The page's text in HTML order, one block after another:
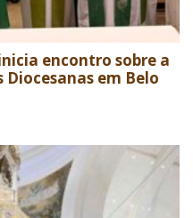
encontro sobre a
Diocesanas em Belo